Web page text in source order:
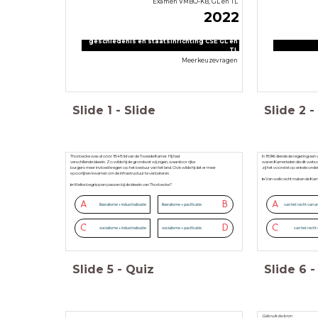
Examen VMBO-KB, GL en TL
2022
geschiedenis en staatsinrichting CSE GL en
TL
Meerkeuzevragen
Slide 1 - Slide Slide 2 -
Thorbecke was al vóór 1848 lid van de Tweede Kamer. Hij had
verschillende ideeën. Zo wilde hij de grondwet wijzigen, waardoor rijke
burgers meer invloed kregen op het bestuur van het land. Ook wilde hij dat er meer
spoorlijnen kwamen om de infrastructuur te verbeteren.
▻Welke begrippen passen bij de ideeën van Thorbecke?
A liberalisme + industrialisatie B
liberalisme + pacificatie
C socialisme + industrialisatie D
socialisme + pacificatie
Slide 5 - Quiz
In 1896 diende de regering
waren Kamerleden die dit
zij het voorstel op enkele
▻Van welk recht maken de
A van het recht van
C van het recht
Slide 6 -
Gebruik de bron